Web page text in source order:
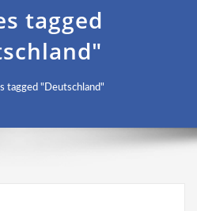
tagged
tagged "Deutschland"